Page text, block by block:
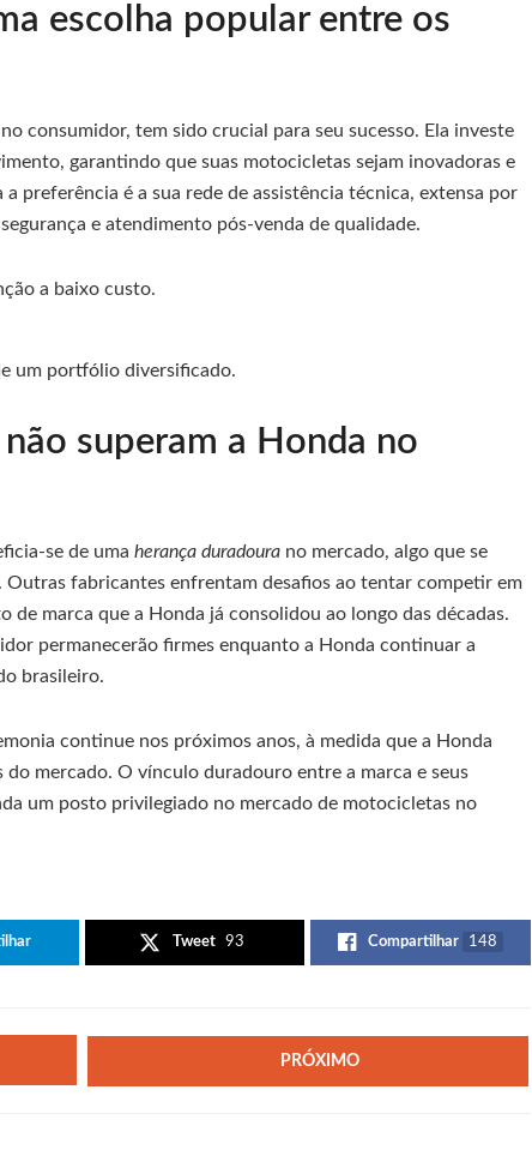
escolha popular entre os
consumidor, tem sido crucial para seu sucesso. Ela investe
garantindo que suas motocicletas sejam inovadoras e
preferência é a sua rede de assistência técnica, extensa por
e atendimento pós-venda de qualidade.
a baixo custo.
um portfólio diversificado.
superam a Honda no
se de uma herança duradoura no mercado, algo que se
fabricantes enfrentam desafios ao tentar competir em
marca que a Honda já consolidou ao longo das décadas.
permanecerão firmes enquanto a Honda continuar a
brasileiro.
continue nos próximos anos, à medida que a Honda
mercado. O vínculo duradouro entre a marca e seus
um posto privilegiado no mercado de motocicletas no
Tweet 93 Compartilhar 148
PRÓXIMO